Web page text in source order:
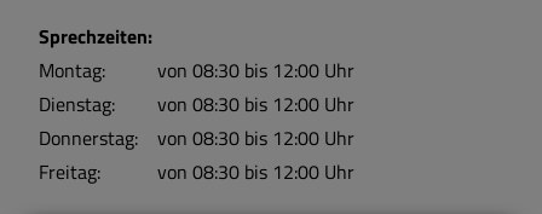
Sprechzeiten:
Montag:
von 08:30 bis 12:00 Uhr
Dienstag:
von 08:30 bis 12:00 Uhr
Donnerstag:
von 08:30 bis 12:00 Uhr
Freitag:
von 08:30 bis 12:00 Uhr